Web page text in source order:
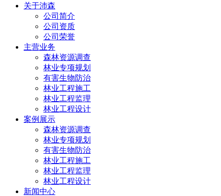
关于沛森
公司简介
公司资质
公司荣誉
主营业务
森林资源调查
林业专项规划
有害生物防治
林业工程施工
林业工程监理
林业工程设计
案例展示
森林资源调查
林业专项规划
有害生物防治
林业工程施工
林业工程监理
林业工程设计
新闻中心